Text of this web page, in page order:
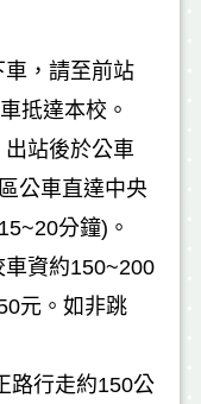
車，請至前站
抵達本校。
站後於公車
公車直達中央
分鐘)。
車資約150~200
元。如非跳
路行走約150公